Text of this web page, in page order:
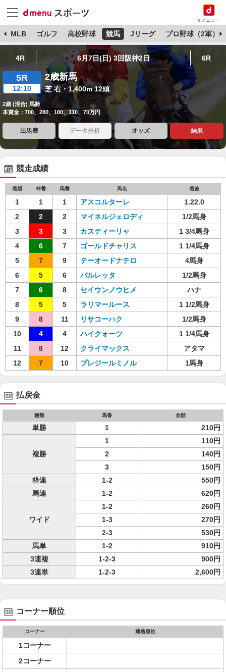
dメニュー
MLB ゴルフ 高校野球 競馬 Jリーグ プロ野球（2軍）
4R 6月7日(日) 3回阪神2日 6R
5R
12:10
2歳新馬
芝 右・1,400m 12頭
2歳 (混合) 馬齢
本賞金：700、280、180、110、70万円
出馬表 データ分析 オッズ 結果
競走成績
着順 枠番 馬番 馬名 着差
1 1 1 アスコルターレ
1.22.0
2
2 2 マイネルジェロディ
1/2馬身
3
3 3 カスティーリャ
1 3/4馬身
4
6 7 ゴールドチャリス
1 1/4馬身
5
7 9 テーオードナテロ
4馬身
6
5 6 バルレッタ
1/2馬身
7
6 8 セイウンノウヒメ
ハナ
8
5 5 ラリマールース
1 1/2馬身
9
8 11 リサコーハク
1/2馬身
10
4 4 ハイクォーツ
1 1/4馬身
11
8 12 クライマックス
アタマ
12
7 10 プレジールミノル 1馬身
払戻金
種類 馬番 金額
単勝 1 210円
複勝
1
110円
2
140円
3
150円
枠連
1-2
550円
馬連
1-2 620円
ワイド
1-2
260円
1-3
270円
2-3
530円
馬単
1-2
910円
3連複
1-2-3
900円
3連単
1-2-3 2,600円
コーナー順位
コーナー 通過順位
1コーナー
2コーナー